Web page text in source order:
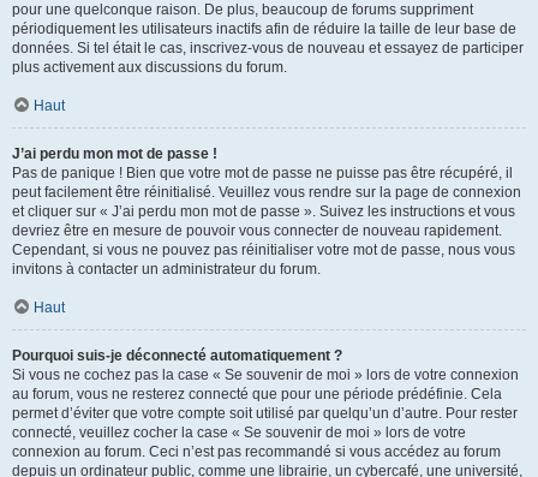
pour une quelconque raison. De plus, beaucoup de forums suppriment
périodiquement les utilisateurs inactifs afin de réduire la taille de leur base de
données. Si tel était le cas, inscrivez-vous de nouveau et essayez de participer
plus activement aux discussions du forum.
Haut
J’ai perdu mon mot de passe !
Pas de panique ! Bien que votre mot de passe ne puisse pas être récupéré, il
peut facilement être réinitialisé. Veuillez vous rendre sur la page de connexion
et cliquer sur « J’ai perdu mon mot de passe ». Suivez les instructions et vous
devriez être en mesure de pouvoir vous connecter de nouveau rapidement.
Cependant, si vous ne pouvez pas réinitialiser votre mot de passe, nous vous
invitons à contacter un administrateur du forum.
Haut
Pourquoi suis-je déconnecté automatiquement ?
Si vous ne cochez pas la case « Se souvenir de moi » lors de votre connexion
au forum, vous ne resterez connecté que pour une période prédéfinie. Cela
permet d’éviter que votre compte soit utilisé par quelqu’un d’autre. Pour rester
connecté, veuillez cocher la case « Se souvenir de moi » lors de votre
connexion au forum. Ceci n’est pas recommandé si vous accédez au forum
depuis un ordinateur public, comme une librairie, un cybercafé, une université,